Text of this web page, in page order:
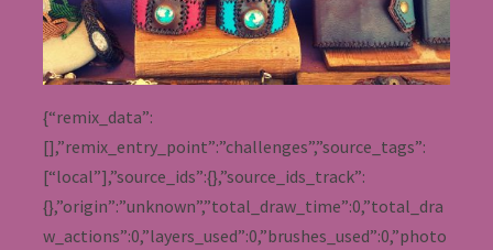
{“remix_data”:
[],”remix_entry_point”:”challenges”,”source_tags”:
[“local”],”source_ids”:{},”source_ids_track”:
{},”origin”:”unknown”,”total_draw_time”:0,”total_dra
w_actions”:0,”layers_used”:0,”brushes_used”:0,”photo